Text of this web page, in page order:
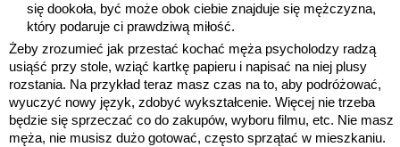
się dookoła, być może obok ciebie znajduje się mężczyzna,
który podaruje ci prawdziwą miłość.
Żeby zrozumieć jak przestać kochać męża psycholodzy radzą
usiąść przy stole, wziąć kartkę papieru i napisać na niej plusy
rozstania. Na przykład teraz masz czas na to, aby podróżować,
wyuczyć nowy język, zdobyć wykształcenie. Więcej nie trzeba
będzie się sprzeczać co do zakupów, wyboru filmu, etc. Nie masz
męża, nie musisz dużo gotować, często sprzątać w mieszkaniu.